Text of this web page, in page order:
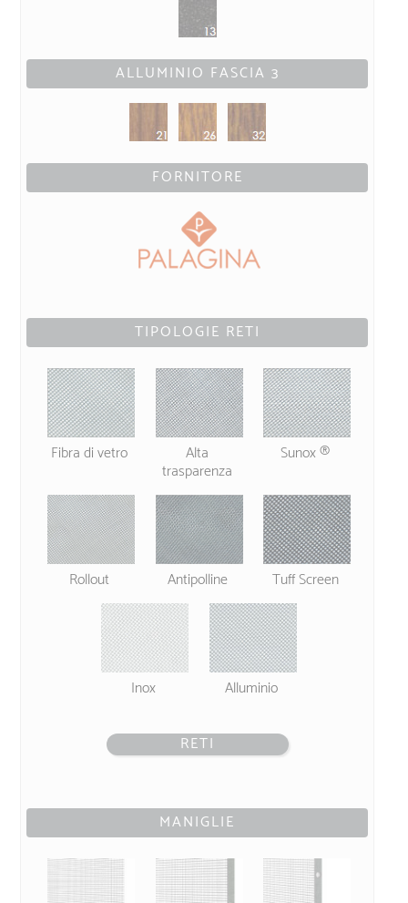
ALLUMINIO FASCIA 3
FORNITORE
TIPOLOGIE RETI
Fibra di vetro Alta
trasparenza
Sunox ®
Rollout Antipolline Tuff Screen
Inox Alluminio
RETI
MANIGLIE